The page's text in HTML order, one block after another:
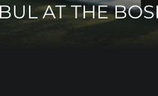
AT THE